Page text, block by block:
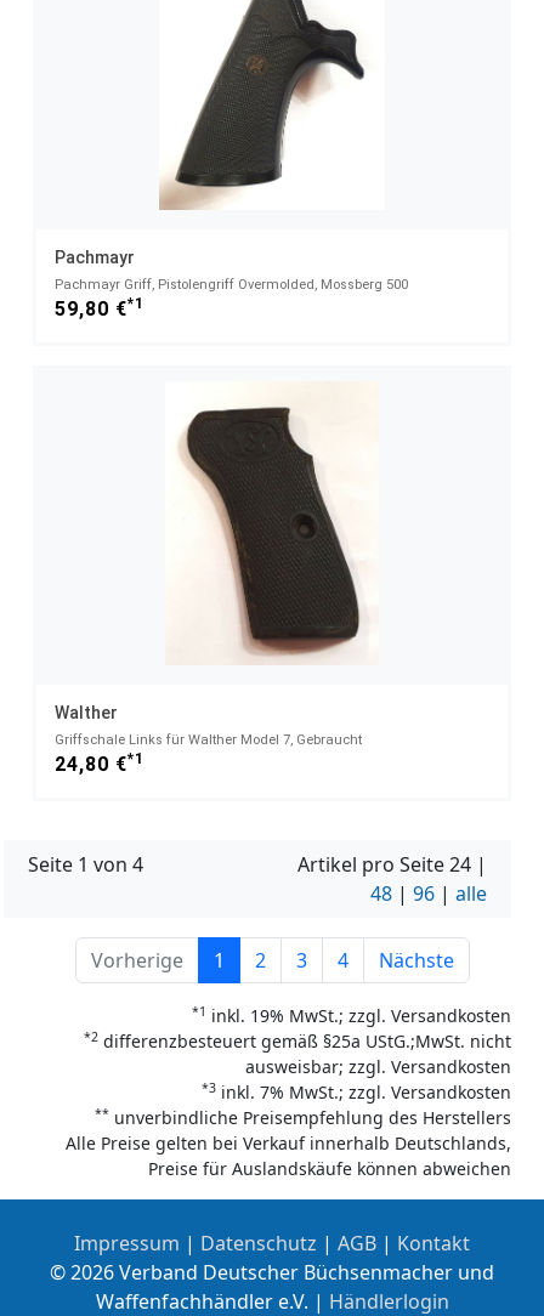
Pachmayr
Pachmayr Griff, Pistolengriff Overmolded, Mossberg 500
59,80 €*1
Walther
Griffschale Links für Walther Model 7, Gebraucht
24,80 €*1
Seite 1 von 4 Artikel pro Seite24 |
48 | 96 | alle
Vorherige 1 2 3 4 Nächste
*1 inkl. 19% MwSt.; zzgl. Versandkosten
*2 differenzbesteuert gemäß §25a UStG.;MwSt. nicht
ausweisbar; zzgl. Versandkosten
*3 inkl. 7% MwSt.; zzgl. Versandkosten
** unverbindliche Preisempfehlung des Herstellers
Alle Preise gelten bei Verkauf innerhalb Deutschlands,
Preise für Auslandskäufe können abweichen
Impressum | Datenschutz | AGB | Kontakt
© 2026 Verband Deutscher Büchsenmacher und
Waffenfachhändler e.V. | Händlerlogin